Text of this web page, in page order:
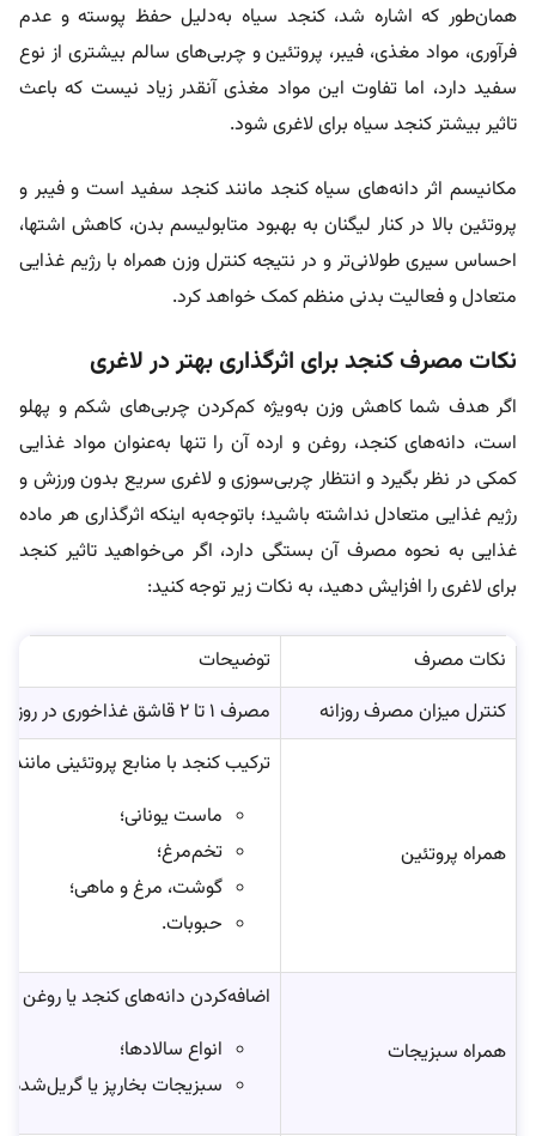
همان‌طور که اشاره شد، کنجد سیاه به‌دلیل حفظ پوسته و عدم
فرآوری، مواد مغذی، فیبر، پروتئین و چربی‌های سالم بیشتری از نوع
سفید دارد، اما تفاوت این مواد مغذی آنقدر زیاد نیست که باعث
تاثیر بیشتر کنجد سیاه برای لاغری شود.
مکانیسم اثر دانه‌های سیاه کنجد مانند کنجد سفید است و فیبر و
پروتئین بالا در کنار لیگنان به بهبود متابولیسم بدن، کاهش اشتها،
احساس سیری طولانی‌تر و در نتیجه کنترل وزن همراه با رژیم غذایی
متعادل و فعالیت بدنی منظم کمک خواهد کرد.
نکات مصرف کنجد برای اثرگذاری بهتر در لاغری
اگر هدف شما کاهش وزن به‌ویژه کم‌کردن چربی‌های شکم و پهلو
است، دانه‌های کنجد، روغن و ارده آن را تنها به‌عنوان مواد غذایی
کمکی در نظر بگیرد و انتظار چربی‌سوزی و لاغری سریع بدون ورزش و
رژیم غذایی متعادل نداشته باشید؛ باتوجه‌به اینکه اثرگذاری هر ماده
غذایی به نحوه مصرف آن بستگی دارد، اگر می‌خواهید تاثیر کنجد
برای لاغری را افزایش دهید، به نکات زیر توجه کنید:
نکات مصرف
توضیحات
کنترل میزان مصرف روزانه
مصرف ۱ تا ۲ قاشق غذاخوری در روز
همراه پروتئین
ترکیب کنجد با منابع پروتئینی مانند:
ماست یونانی؛
تخم‌مرغ؛
گوشت، مرغ و ماهی؛
حبوبات.
همراه سبزیجات
اضافه‌کردن دانه‌های کنجد یا روغن
انواع سالادها؛
سبزیجات بخارپز یا گریل‌شده.